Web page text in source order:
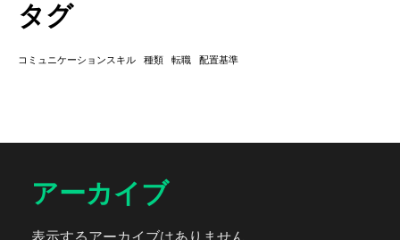
タグ
コミュニケーションスキル 種類 転職 配置基準
アーカイブ